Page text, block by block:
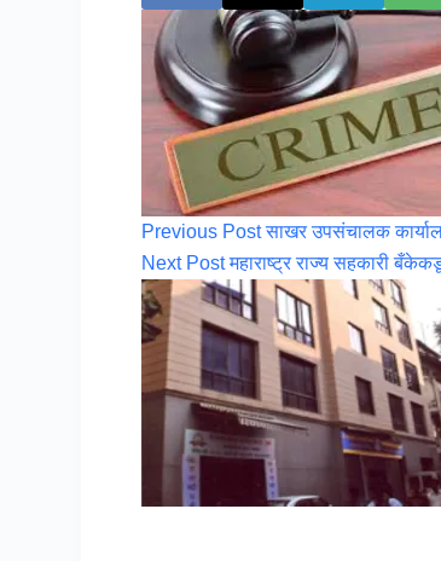
Previous Post साखर उपसंचालक
Next Post महाराष्ट्र राज्य सहकारी